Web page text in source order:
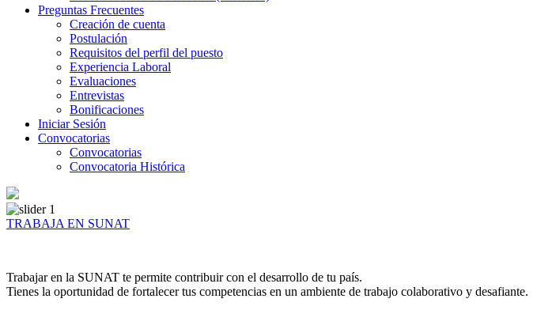
Preguntas Frecuentes
Creación de cuenta
Postulación
Requisitos del perfil del puesto
Experiencia Laboral
Evaluaciones
Entrevistas
Bonificaciones
Iniciar Sesión
Convocatorias
Convocatorias
Convocatoria Histórica
TRABAJA EN SUNAT
Trabajar en la SUNAT te permite contribuir con el desarrollo de tu país.
Tienes la oportunidad de fortalecer tus competencias en un ambiente de trabajo colaborativo y desafiante.